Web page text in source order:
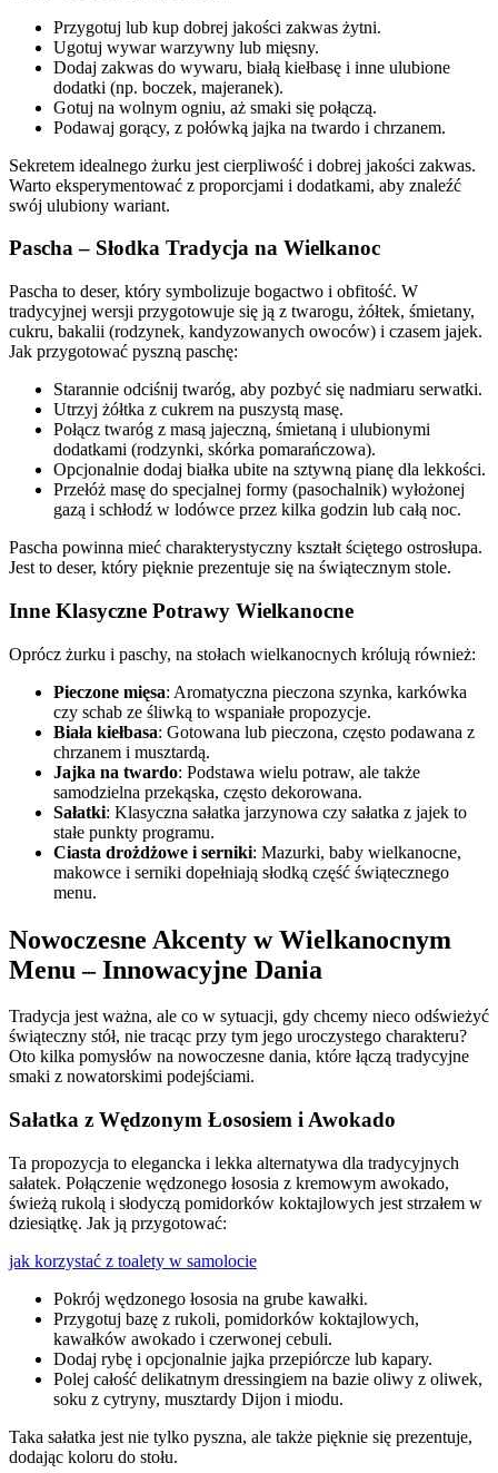
Przygotuj lub kup dobrej jakości zakwas żytni.
Ugotuj wywar warzywny lub mięsny.
Dodaj zakwas do wywaru, białą kiełbasę i inne ulubione
dodatki (np. boczek, majeranek).
Gotuj na wolnym ogniu, aż smaki się połączą.
Podawaj gorący, z połówką jajka na twardo i chrzanem.
Sekretem idealnego żurku jest cierpliwość i dobrej jakości zakwas.
Warto eksperymentować z proporcjami i dodatkami, aby znaleźć
swój ulubiony wariant.
Pascha – Słodka Tradycja na Wielkanoc
Pascha to deser, który symbolizuje bogactwo i obfitość. W
tradycyjnej wersji przygotowuje się ją z twarogu, żółtek, śmietany,
cukru, bakalii (rodzynek, kandyzowanych owoców) i czasem jajek.
Jak przygotować pyszną paschę:
Starannie odciśnij twaróg, aby pozbyć się nadmiaru serwatki.
Utrzyj żółtka z cukrem na puszystą masę.
Połącz twaróg z masą jajeczną, śmietaną i ulubionymi
dodatkami (rodzynki, skórka pomarańczowa).
Opcjonalnie dodaj białka ubite na sztywną pianę dla lekkości.
Przełóż masę do specjalnej formy (pasochalnik) wyłożonej
gazą i schłodź w lodówce przez kilka godzin lub całą noc.
Pascha powinna mieć charakterystyczny kształt ściętego ostrosłupa.
Jest to deser, który pięknie prezentuje się na świątecznym stole.
Inne Klasyczne Potrawy Wielkanocne
Oprócz żurku i paschy, na stołach wielkanocnych królują również:
Pieczone mięsa: Aromatyczna pieczona szynka, karkówka
czy schab ze śliwką to wspaniałe propozycje.
Biała kiełbasa: Gotowana lub pieczona, często podawana z
chrzanem i musztardą.
Jajka na twardo: Podstawa wielu potraw, ale także
samodzielna przekąska, często dekorowana.
Sałatki: Klasyczna sałatka jarzynowa czy sałatka z jajek to
stałe punkty programu.
Ciasta drożdżowe i serniki: Mazurki, baby wielkanocne,
makowce i serniki dopełniają słodką część świątecznego
menu.
Nowoczesne Akcenty w Wielkanocnym
Menu – Innowacyjne Dania
Tradycja jest ważna, ale co w sytuacji, gdy chcemy nieco odświeżyć
świąteczny stół, nie tracąc przy tym jego uroczystego charakteru?
Oto kilka pomysłów na nowoczesne dania, które łączą tradycyjne
smaki z nowatorskimi podejściami.
Sałatka z Wędzonym Łososiem i Awokado
Ta propozycja to elegancka i lekka alternatywa dla tradycyjnych
sałatek. Połączenie wędzonego łososia z kremowym awokado,
świeżą rukolą i słodyczą pomidorków koktajlowych jest strzałem w
dziesiątkę. Jak ją przygotować:
jak korzystać z toalety w samolocie
Pokrój wędzonego łososia na grube kawałki.
Przygotuj bazę z rukoli, pomidorków koktajlowych,
kawałków awokado i czerwonej cebuli.
Dodaj rybę i opcjonalnie jajka przepiórcze lub kapary.
Polej całość delikatnym dressingiem na bazie oliwy z oliwek,
soku z cytryny, musztardy Dijon i miodu.
Taka sałatka jest nie tylko pyszna, ale także pięknie się prezentuje,
dodając koloru do stołu.